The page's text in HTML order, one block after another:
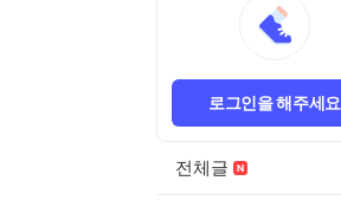
로그인을 해주세요
전체글